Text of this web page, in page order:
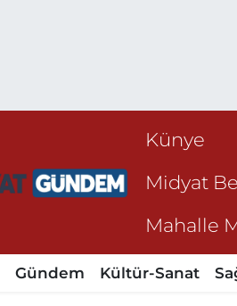
Künye
Midyat
Mahalle
Gündem Kültür-Sanat